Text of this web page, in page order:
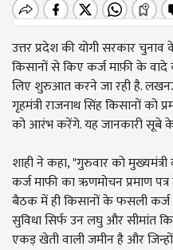
उत्तर प्रदेश की योगी सरकार चुनाव के
किसानों से किए कर्ज माफ़ी के
लिए शुरुआत करने जा रही है.
गृहमंत्री राजनाथ सिंह किसानों
को आरंभ करेंगे. यह जानकारी सूबे के
शाही ने कहा, "गुरुवार को
कर्ज माफी का ऋणमोचन प्रमाण
बैठक में ही किसानों के फसली
सुविधा सिर्फ उन लघु और सीमांत
एकड़ खेती वाली जमीन है और